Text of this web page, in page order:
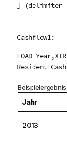
]
Cashflow1:
LOAD
Resident
Jahr
2013